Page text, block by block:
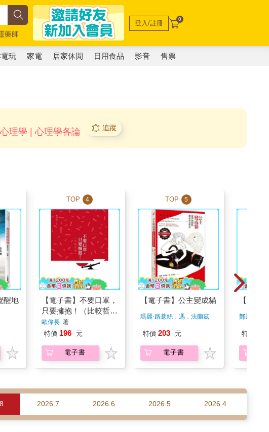
藥師
登入/註冊 0
玩 家電 居家休閒 日用食品 影音 售票
理學 | 心理學各論 追蹤
醒地
TOP 4
【電子書】不要口罩，
只要擁抱！（比較哲
學）
歐偉長著
特價 196 元
電子書
TOP 5
【電子書】公主變成貓
瑪麗-路薏絲．馮．法蘭茲
特價 203 元
電子書
【電子
鄭鳳蓮
特價
2026.7 2026.6 2026.5 2026.4